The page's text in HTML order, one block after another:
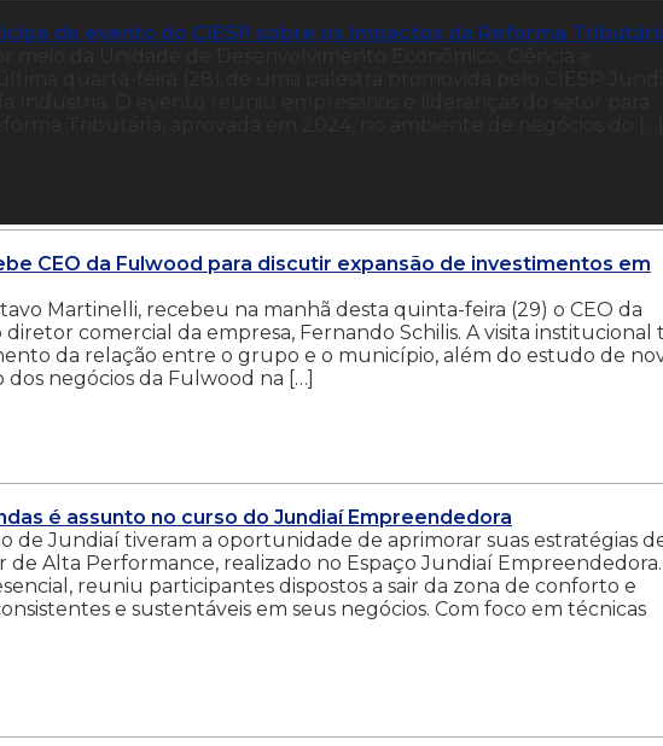
de evento do CIESP sobre os impactos da Reforma
CEO da Fulwood para discutir expansão de investimentos em
Martinelli, recebeu na manhã desta quinta-feira (29) o CEO da
diretor comercial da empresa, Fernando Schilis. A visita institucional
da relação entre o grupo e o município, além do estudo de
dos negócios da Fulwood na […]
é assunto no curso do Jundiaí Empreendedora
de Jundiaí tiveram a oportunidade de aprimorar suas estratégias
de Alta Performance, realizado no Espaço Jundiaí
reuniu participantes dispostos a sair da zona de conforto e
e sustentáveis em seus negócios. Com foco em técnicas